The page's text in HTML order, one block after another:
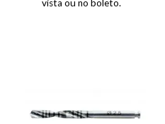
vista ou no boleto.